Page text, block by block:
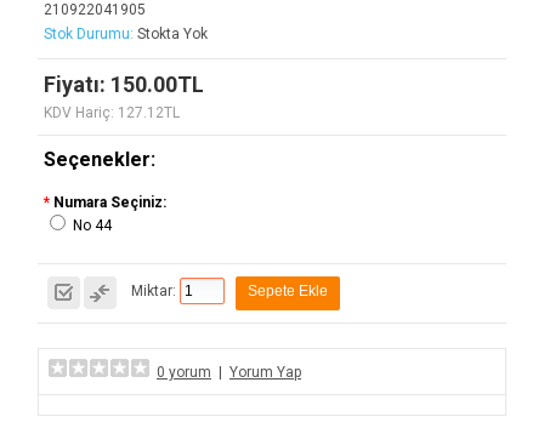
210922041905
Stok Durumu: Stokta Yok
Fiyatı: 150.00TL
KDV Hariç: 127.12TL
Seçenekler:
* Numara Seçiniz:
No 44
Miktar:
0 yorum Yorum Yap